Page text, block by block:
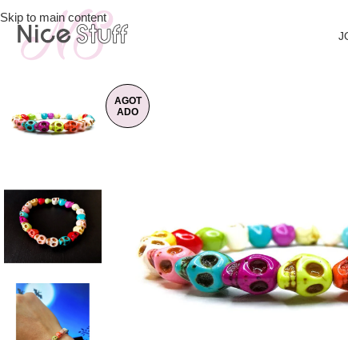
Skip to main content
AGOT
ADO